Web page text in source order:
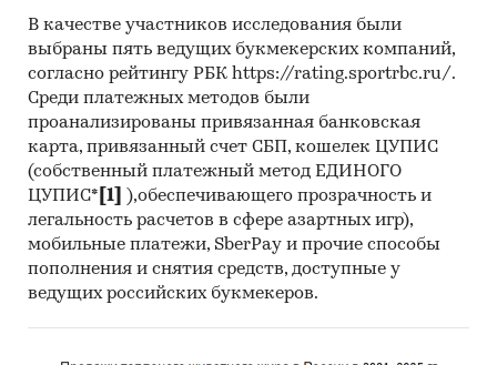
В качестве участников исследования были
выбраны пять ведущих букмекерских компаний,
согласно рейтингу РБК https://rating.sportrbc.ru/.
Среди платежных методов были
проанализированы привязанная банковская
карта, привязанный счет СБП, кошелек ЦУПИС
(собственный платежный метод ЕДИНОГО
ЦУПИС* [1]
),обеспечивающего прозрачность и
легальность расчетов в сфере азартных игр),
мобильные платежи, SberPay и прочие способы
пополнения и снятия средств, доступные у
ведущих российских букмекеров.